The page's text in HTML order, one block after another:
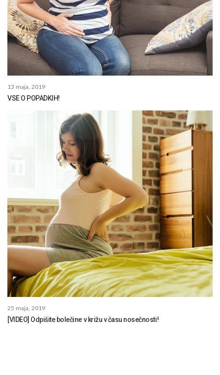
13 maja, 2019
VSE O POPADKIH!
25 maja, 2019
[VIDEO] Odpišite bolečine v križu v času nosečnosti!